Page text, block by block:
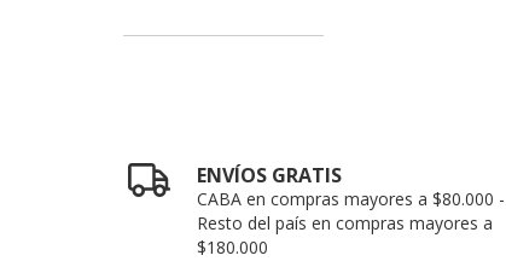
ENVÍOS GRATIS
CABA en compras mayores a $80.000 -
Resto del país en compras mayores a
$180.000